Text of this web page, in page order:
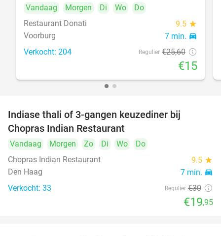
food
food
Vandaag Morgen Di Wo
Do
Restaurant Donati
9.5 star
Voorburg 7 min. directions_car
Verkocht: 204 Regulier €25,60
€15
Indiase thali of 3-gangen keuzediner bij
Chopras Indian Restaurant
Vandaag Morgen Zo Di Wo
Do
Chopras Indian Restaurant
9.5 star
Den Haag 7 min. directions_car
Verkocht: 33 Regulier €30
€19,95